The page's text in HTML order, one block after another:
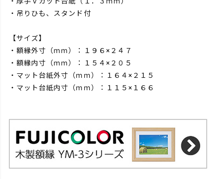
・吊りひも、スタンド付
【サイズ】
・額縁外寸（ｍｍ）：１９６×２４７
・額縁内寸（ｍｍ）：１５４×２０５
・マット台紙外寸（ｍｍ）：１６４×２１５
・マット台紙内寸（ｍｍ）：１１５×１６６